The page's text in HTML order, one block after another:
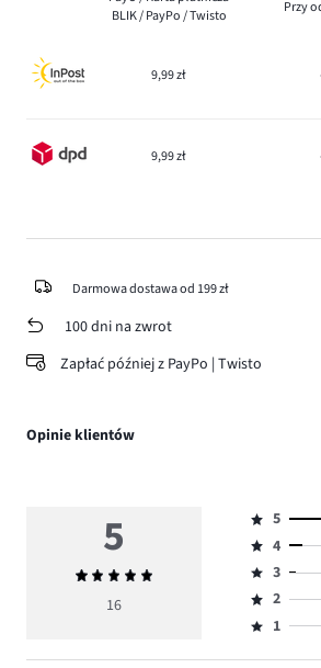
BLIK / PayPo / Twisto
Przy
9,99 zł
9,99 zł
Darmowa dostawa od 199 zł
100 dni na zwrot
Zapłać później z PayPo | Twisto
Opinie klientów
5
Średnia
ocena
16
Ocena
5,
ilość
głosów
13.
5
Ocena
4,
ilość
głosów
4
Ocena
3,
ilość
3
Ocena
2,
2
Ocena
1,
1